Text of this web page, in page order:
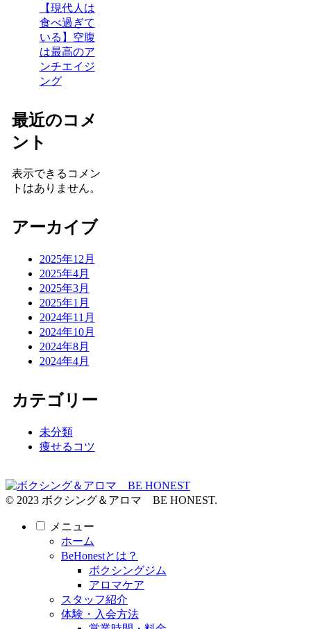
【現代人は
食べ過ぎて
いる】空腹
は最高のア
ンチエイジ
ング
最近のコメ
ント
表示できるコメン
トはありません。
アーカイブ
2025年12月
2025年4月
2025年3月
2025年1月
2024年11月
2024年10月
2024年8月
2024年4月
カテゴリー
未分類
痩せるコツ
© 2023 ボクシング＆アロマ BE HONEST.
メニュー
ホーム
BeHonestとは？
ボクシングジム
アロマケア
スタッフ紹介
体験・入会方法